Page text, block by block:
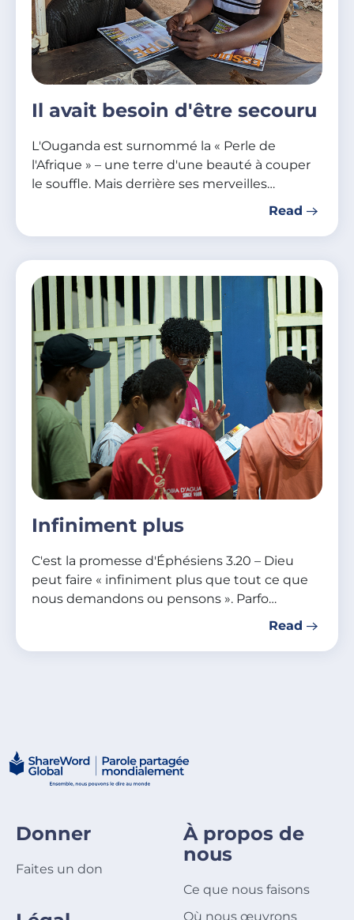
Il avait besoin d'être secouru
L'Ouganda est surnommé la « Perle de
l'Afrique » – une terre d'une beauté à couper
le souffle. Mais derrière ses merveilles…
Read
Infiniment plus
C'est la promesse d'Éphésiens 3.20 – Dieu
peut faire « infiniment plus que tout ce que
nous demandons ou pensons ». Parfo…
Read
Donner
Faites un don
À propos de
nous
Ce que nous faisons
Où nous œuvrons